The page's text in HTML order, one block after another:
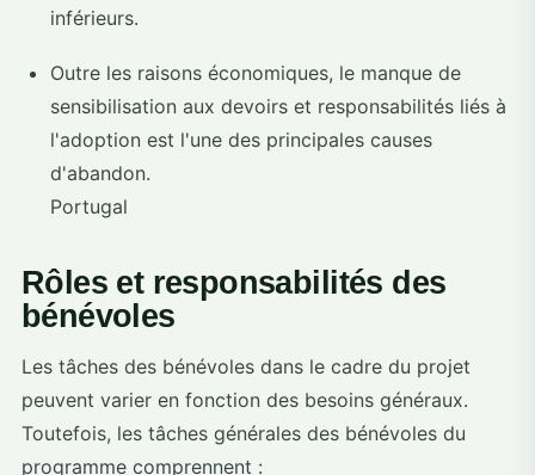
inférieurs.
Outre les raisons économiques, le manque de
sensibilisation aux devoirs et responsabilités liés à
l'adoption est l'une des principales causes
d'abandon.
Portugal
Rôles et responsabilités des
bénévoles
Les tâches des bénévoles dans le cadre du projet
peuvent varier en fonction des besoins généraux.
Toutefois, les tâches générales des bénévoles du
programme comprennent :